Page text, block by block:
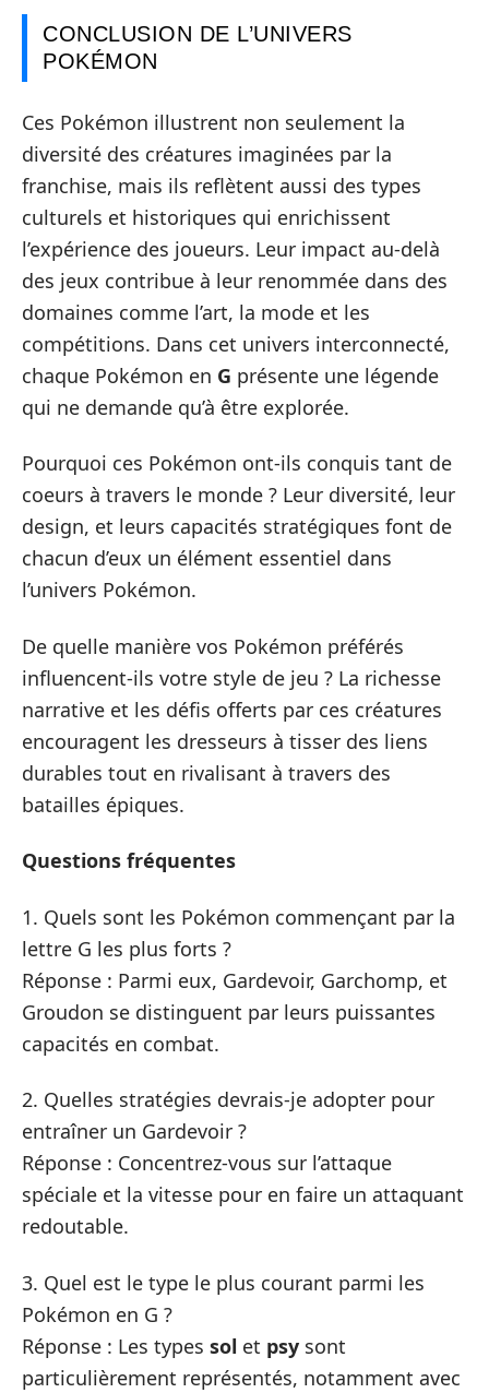
CONCLUSION DE L’UNIVERS
POKÉMON
Ces Pokémon illustrent non seulement la
diversité des créatures imaginées par la
franchise, mais ils reflètent aussi des types
culturels et historiques qui enrichissent
l’expérience des joueurs. Leur impact au-delà
des jeux contribue à leur renommée dans des
domaines comme l’art, la mode et les
compétitions. Dans cet univers interconnecté,
chaque Pokémon en G présente une légende
qui ne demande qu’à être explorée.
Pourquoi ces Pokémon ont-ils conquis tant de
coeurs à travers le monde ? Leur diversité, leur
design, et leurs capacités stratégiques font de
chacun d’eux un élément essentiel dans
l’univers Pokémon.
De quelle manière vos Pokémon préférés
influencent-ils votre style de jeu ? La richesse
narrative et les défis offerts par ces créatures
encouragent les dresseurs à tisser des liens
durables tout en rivalisant à travers des
batailles épiques.
Questions fréquentes
1. Quels sont les Pokémon commençant par la
lettre G les plus forts ?
Réponse : Parmi eux, Gardevoir, Garchomp, et
Groudon se distinguent par leurs puissantes
capacités en combat.
2. Quelles stratégies devrais-je adopter pour
entraîner un Gardevoir ?
Réponse : Concentrez-vous sur l’attaque
spéciale et la vitesse pour en faire un attaquant
redoutable.
3. Quel est le type le plus courant parmi les
Pokémon en G ?
Réponse : Les types sol et psy sont
particulièrement représentés, notamment avec